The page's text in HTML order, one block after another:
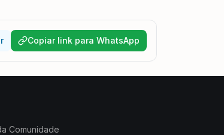
Copiar link para WhatsApp
Comunidade